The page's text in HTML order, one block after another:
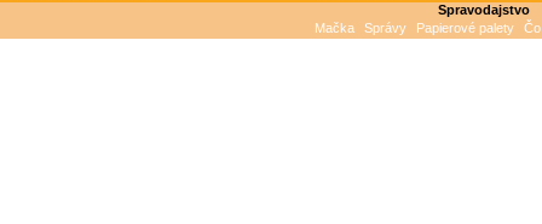
Spravodajstvo
Mačka
Správy Papierové palety